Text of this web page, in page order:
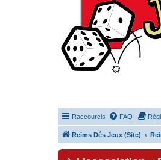
Raccourcis FAQ
Reims Dés Jeux (Site)